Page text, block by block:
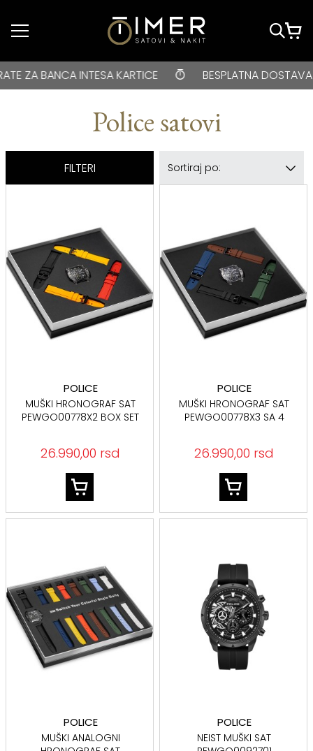
Idi do glavnog
BESPLATNA DOSTAVA za kupovine veće od 3000 rsd •
KARTICE BESPLATNA DOSTAVA za kupovine
Police satovi
FILTERI Sortiraj po:
POLICE
MUŠKI HRONOGRAF SAT
PEWGO00778X2 BOX SET
26.990,00 rsd
POLICE
MUŠKI HRONOGRAF SAT
PEWGO00778X3 SA 4
26.990,00 rsd
POLICE
MUŠKI ANALOGNI
POLICE
NEIST MUŠKI SAT